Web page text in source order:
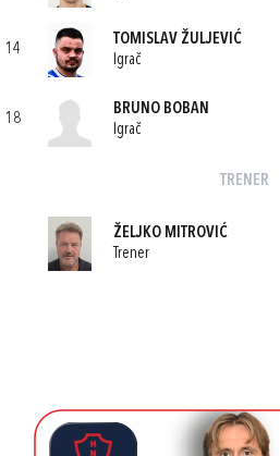
14
TOMISLAV ŽULJEVIĆ
Igrač
18
BRUNO BOBAN
Igrač
TRENER
ŽELJKO MITROVIĆ
Trener